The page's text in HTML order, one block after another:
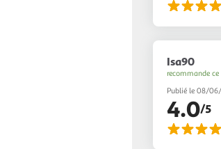
Isa90
recommande
Publié le 08/
4.0/5